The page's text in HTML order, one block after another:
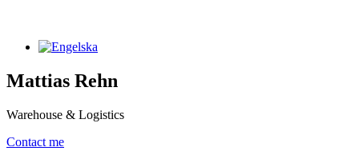
Mattias Rehn
Warehouse & Logistics
Contact me